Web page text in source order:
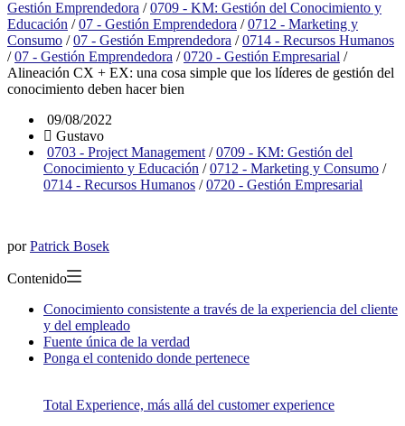
Gestión Emprendedora / 0709 - KM: Gestión del Conocimiento y
Educación / 07 - Gestión Emprendedora / 0712 - Marketing y
Consumo / 07 - Gestión Emprendedora / 0714 - Recursos Humanos
/ 07 - Gestión Emprendedora / 0720 - Gestión Empresarial /
Alineación CX + EX: una cosa simple que los líderes de gestión del
conocimiento deben hacer bien
09/08/2022
Gustavo
0703 - Project Management /0709 - KM: Gestión del
Conocimiento y Educación /0712 - Marketing y Consumo /
0714 - Recursos Humanos /0720 - Gestión Empresarial
porPatrick Bosek
Contenido
Conocimiento consistente a través de la experiencia del cliente
y del empleado
Fuente única de la verdad
Ponga el contenido donde pertenece
Total Experience, más allá del customer experience